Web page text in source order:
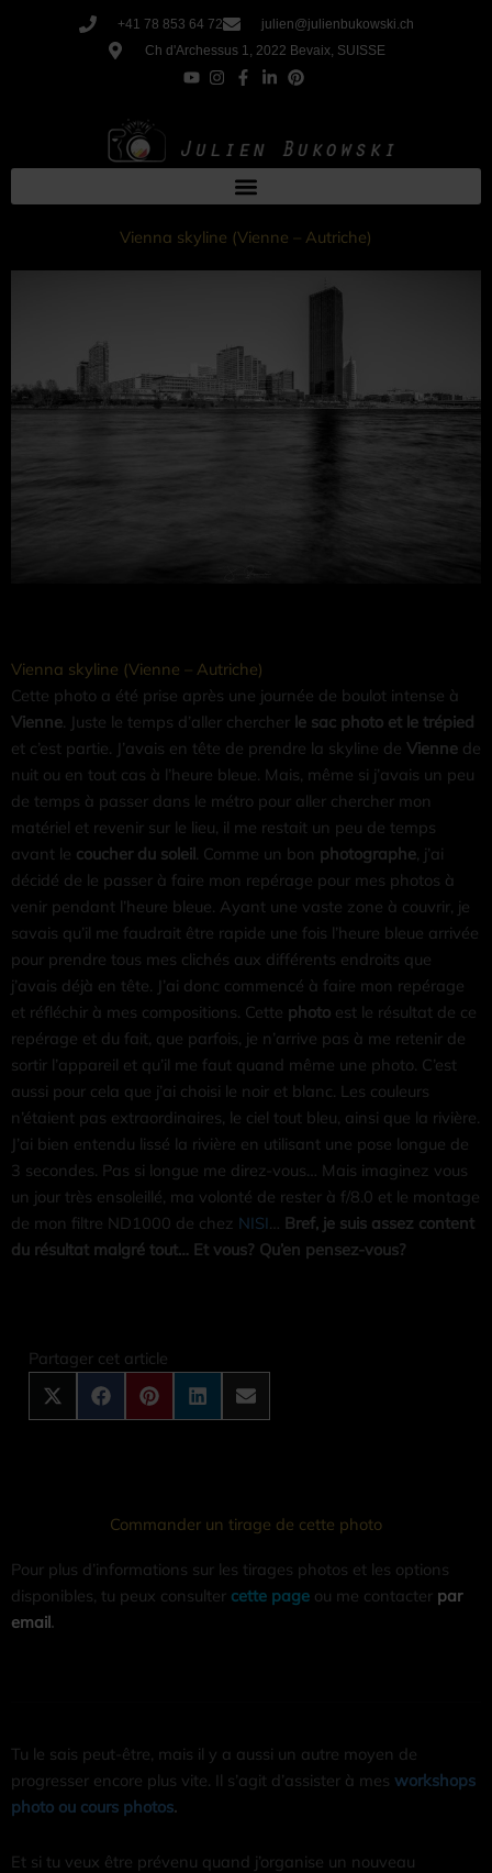
+41 78 853 64 72
julien@julienbukowski.ch
Ch d'Archessus 1, 2022 Bevaix, SUISSE
Vienna skyline (Vienne – Autriche)
Vienna skyline (Vienne – Autriche)
Cette photo a été prise après une journée de boulot intense à
Vienne. Juste le temps d’aller chercher le sac photo et le trépied
et c’est partie. J’avais en tête de prendre la skyline de Vienne de
nuit ou en tout cas à l’heure bleue. Mais, même si j’avais un peu
de temps à passer dans le métro pour aller chercher mon
matériel et revenir sur le lieu, il me restait un peu de temps
avant le coucher du soleil. Comme un bon photographe, j’ai
décidé de le passer à faire mon repérage pour mes photos à
venir pendant l’heure bleue. Ayant une vaste zone à couvrir, je
savais qu’il me faudrait être rapide une fois l’heure bleue arrivée
pour prendre tous mes clichés aux différents endroits que
j’avais déjà en tête. J’ai donc commencé à faire mon repérage
et réfléchir à mes compositions. Cette photo est le résultat de ce
repérage et du fait, que parfois, je n’arrive pas à me retenir de
sortir l’appareil et qu’il me faut quand même une photo. C’est
aussi pour cela que j’ai choisi le noir et blanc. Les couleurs
n’étaient pas extraordinaires, le ciel tout bleu, ainsi que la rivière.
J’ai bien entendu lissé la rivière en utilisant une pose longue de
3 secondes. Pas si longue me direz-vous… Mais imaginez vous
un jour très ensoleillé, ma volonté de rester à f/8.0 et le montage
de mon filtre ND1000 de chez NISI… Bref, je suis assez content
du résultat malgré tout… Et vous? Qu’en pensez-vous?
Partager cet article
X
(Twitter)
FacebookPinterest
Commander un tirage de cette photo
Pour plus d’informations sur les tirages photos et les options
disponibles, tu peux consulter cette page ou me contacter par
email.
Tu le sais peut-être, mais il y a aussi un autre moyen de
progresser encore plus vite. Il s’agit d’assister à mes workshops
photo ou cours photos.
Et si tu veux être prévenu quand j’organise un nouveau